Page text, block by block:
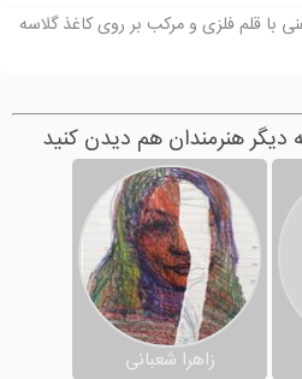
با قلم فلزی و مرکب بر روی کاغذ گلاسه
هنرمندان هم دیدن کنید
زاهرا شعبانی